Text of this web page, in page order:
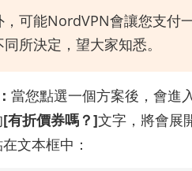
，可能NordVPN會讓您支付
同所決定，望大家知悉。
當您點選一個方案後，會進
[有折價券嗎？]文字，將會展
文本框中：